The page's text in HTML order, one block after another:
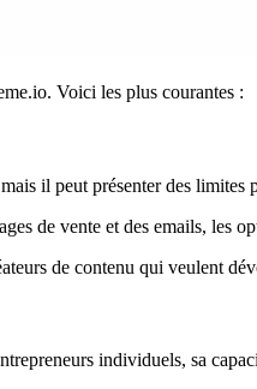
Voici les plus courantes :
il peut présenter des limites
de vente et des emails, les
de contenu qui veulent
individuels, sa